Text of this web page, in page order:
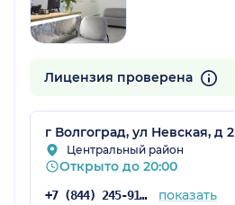
Лицензия проверена
г Волгоград, ул Невская, д 2
Центральный район
Открыто до 20:00
+7 (844) 245-91-31 показать